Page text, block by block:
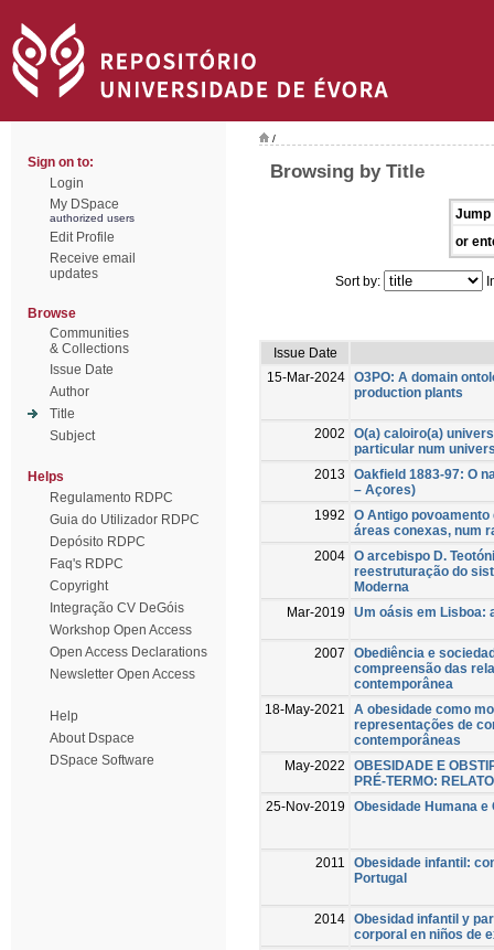
Sign on to:
Login
My DSpace
authorized users
Edit Profile
Receive email
updates
Browse
Communities
& Collections
Issue Date
Author
Title
Subject
Helps
Regulamento RDPC
Guia do Utilizador RDPC
Depósito RDPC
Faq's RDPC
Copyright
Integração CV DeGóis
Workshop Open Access
Open Access Declarations
Newsletter Open Access
Help
About Dspace
DSpace Software
/
Browsing by Title
Jump
or
Sort by:
Issue Date
15-Mar-2024 O3PO: A domain
production plants
2002
O(a) caloiro(a)
particular num
2013
Oakfield 1883-97: O
– Açores)
1992
O Antigo povoamento
áreas conexas, num
2004 O arcebispo D.
reestruturação do
Moderna
Mar-2019
Um oásis em Lisboa:
2007
Obediência e
compreensão das
contemporânea
18-May-2021
A obesidade como
representações de
contemporâneas
May-2022
OBESIDADE E
PRÉ-TERMO:
25-Nov-2019
Obesidade Humana
2011
Obesidade infantil:
Portugal
2014 Obesidad infantil y
corporal en niños de